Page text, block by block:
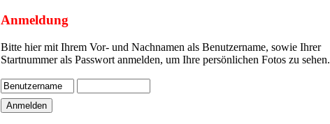
Anmeldung
Bitte hier mit Ihrem Vor- und Nachnamen als Benutzername, sowie Ihrer
Startnummer als Passwort anmelden, um Ihre persönlichen Fotos zu sehen.